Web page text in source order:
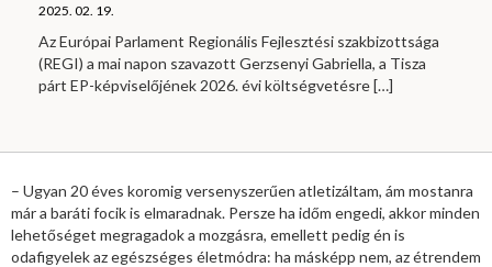
2025. 02. 19.
Az Európai Parlament Regionális Fejlesztési szakbizottsága
(REGI) a mai napon szavazott Gerzsenyi Gabriella, a Tisza
párt EP-képviselőjének 2026. évi költségvetésre[…]
– Ugyan 20 éves koromig versenyszerűen atletizáltam, ám mostanra
már a baráti focik is elmaradnak. Persze ha időm engedi, akkor minden
lehetőséget megragadok a mozgásra, emellett pedig én is
odafigyelek az egészséges életmódra: ha másképp nem, az étrendem